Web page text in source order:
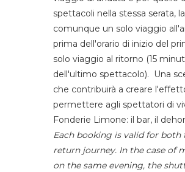
spettacoli nella stessa serata,
comunque un solo viaggio
prima dell'orario di inizio del
solo viaggio al ritorno (15
dell'ultimo spettacolo). Una
che contribuirà a creare
permettere agli spettatori di
Fonderie Limone: il bar, il
Each booking is valid for both
return journey. In the case of
on the same evening, the